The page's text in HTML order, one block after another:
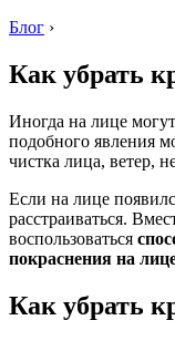
Блог ›
Как убрать
Иногда на лице
подобного явления
чистка лица, ветер,
Если на лице
расстраиваться.
воспользоваться
покраснения на
Как убрать